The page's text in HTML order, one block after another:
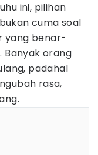
ini, pilihan
bukan cuma soal
yang benar-
orang
padahal
rasa,